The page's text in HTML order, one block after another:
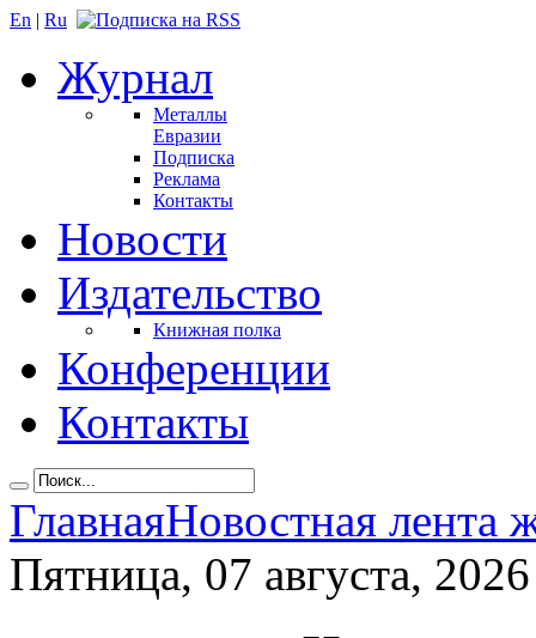
En | Ru
Журнал
Металлы
Евразии
Подписка
Реклама
Контакты
Новости
Издательство
Книжная полка
Конференции
Контакты
ГлавнаяНовостная лента
Пятница, 07 августа, 2026